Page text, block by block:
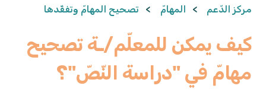
مركز الدّعم المهامّ تصحيح المهامّ وتفقّدها
كيف يمكن للمعلّم/ـة تصحيح
مهامّ في "دراسة النّصّ"؟